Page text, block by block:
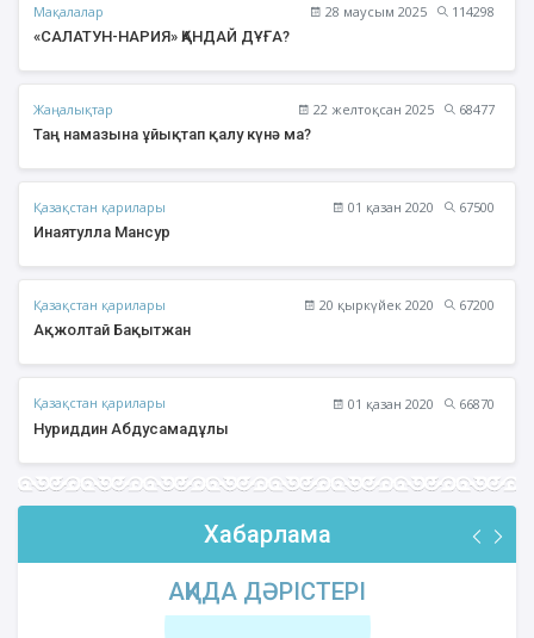
Мақалалар 28 маусым 2025
114298
«САЛАТУН-НАРИЯ» ҚАНДАЙ ДҰҒА?
Жаңалықтар 22 желтоқсан 2025
68477
Таң намазына ұйықтап қалу күнә ма?
Қазақстан қарилары 01 қазан 2020
67500
Инаятулла Мансур
Қазақстан қарилары 20 қыркүйек 2020
67200
Ақжолтай Бақытжан
Қазақстан қарилары 01 қазан 2020
66870
Нуриддин Абдусамадұлы
Хабарлама
АҚИДА ДӘРІСТЕРІ